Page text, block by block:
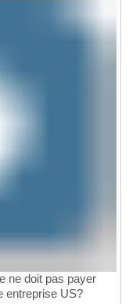
ne doit pas payer
entreprise US?